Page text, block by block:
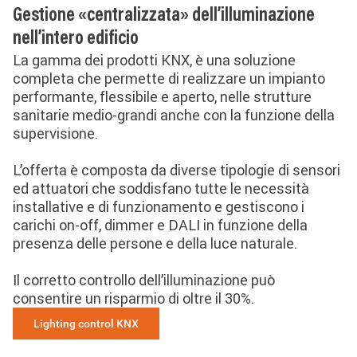
Gestione «centralizzata» dell’illuminazione
nell’intero edificio
La gamma dei prodotti KNX, è una soluzione
completa che permette di realizzare un impianto
performante, flessibile e aperto, nelle strutture
sanitarie medio-grandi anche con la funzione della
supervisione.
L’offerta è composta da diverse tipologie di sensori
ed attuatori che soddisfano tutte le necessità
installative e di funzionamento e gestiscono i
carichi on-off, dimmer e DALI in funzione della
presenza delle persone e della luce naturale.
Il corretto controllo dell’illuminazione può
consentire un risparmio di oltre il 30%.
Lighting control KNX